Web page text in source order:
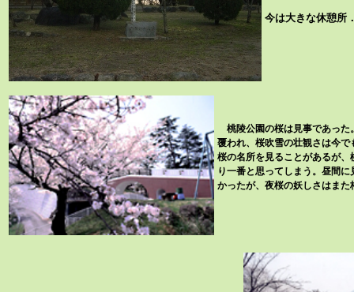
今は大きな休憩所
桃陵公園の桜は見事であった
覆われ、桜吹雪の壮観さは今で
桜の名所を見ることがあるが、
り一番と思ってしまう。昼間
かったが、夜桜の妖しさはまた